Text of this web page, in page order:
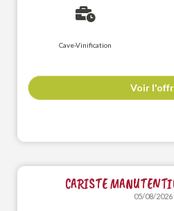
Cave-Vinification
Voir
CARISTE
05/08/2026